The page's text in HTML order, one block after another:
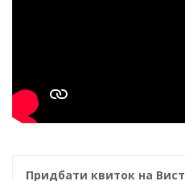
Придбати квиток на